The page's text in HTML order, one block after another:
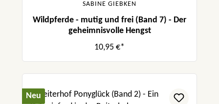
SABINE GIEBKEN
Wildpferde - mutig und frei (Band 7) - Der
geheimnisvolle Hengst
10,95 €*
Neu